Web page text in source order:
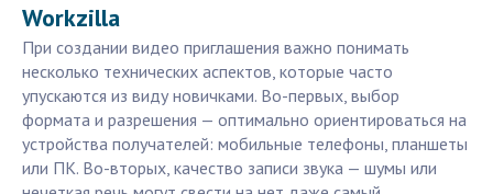
Workzilla
При создании видео приглашения важно понимать
несколько технических аспектов, которые часто
упускаются из виду новичками. Во-первых, выбор
формата и разрешения — оптимально ориентироваться на
устройства получателей: мобильные телефоны, планшеты
или ПК. Во-вторых, качество записи звука — шумы или